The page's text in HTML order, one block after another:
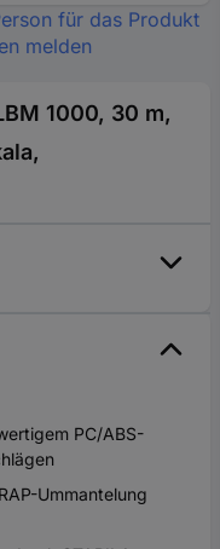
für das Produkt
melden
1000, 30 m,
PC/ABS-
Ummantelung